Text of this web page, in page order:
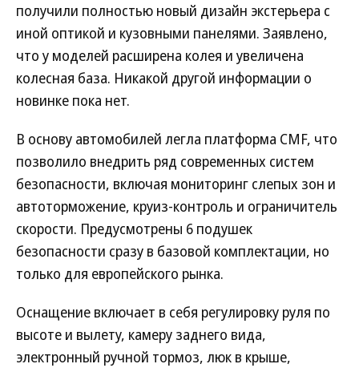
получили полностью новый дизайн экстерьера с
иной оптикой и кузовными панелями. Заявлено,
что у моделей расширена колея и увеличена
колесная база. Никакой другой информации о
новинке пока нет.
В основу автомобилей легла платформа CMF, что
позволило внедрить ряд современных систем
безопасности, включая мониторинг слепых зон и
автоторможение, круиз-контроль и ограничитель
скорости. Предусмотрены 6 подушек
безопасности сразу в базовой комплектации, но
только для европейского рынка.
Оснащение включает в себя регулировку руля по
высоте и вылету, камеру заднего вида,
электронный ручной тормоз, люк в крыше,